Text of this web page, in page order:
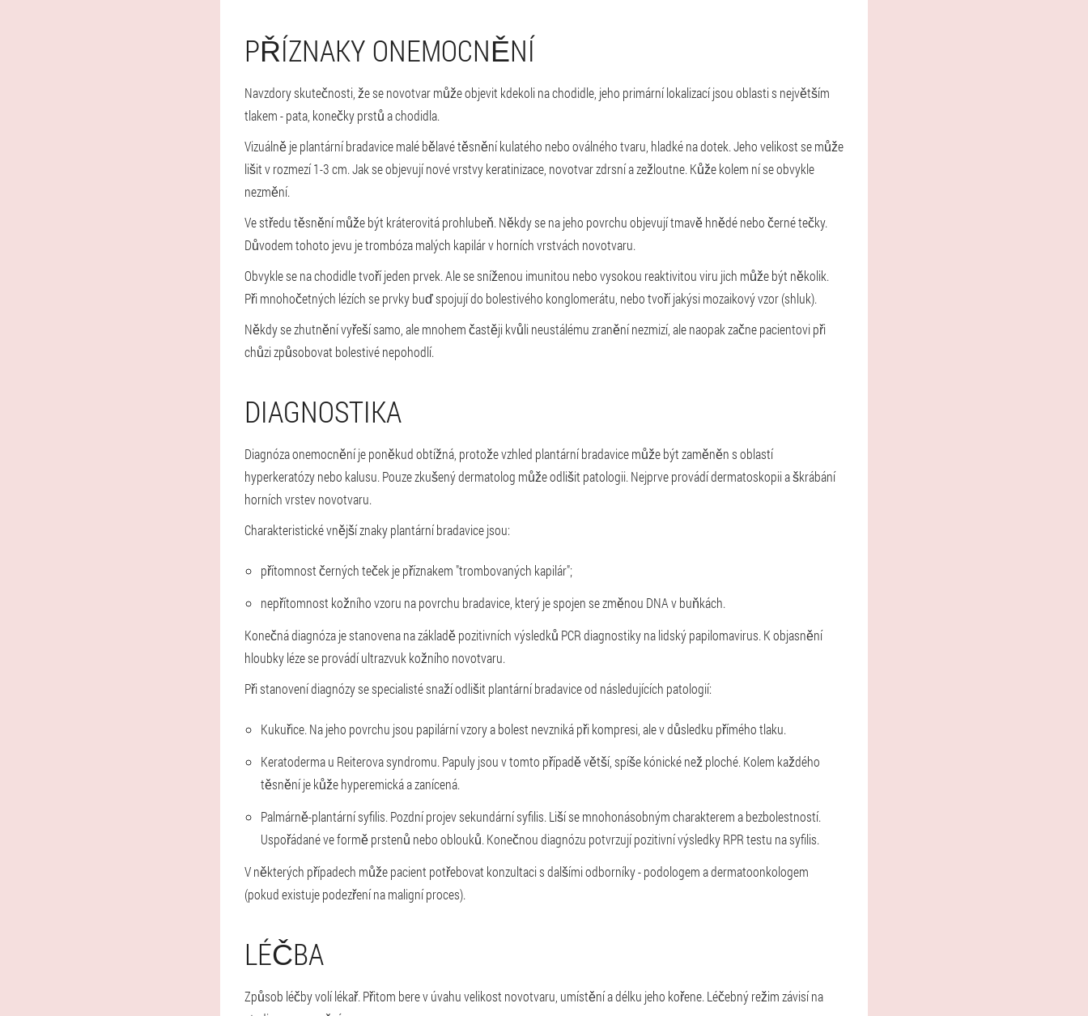
PŘÍZNAKY ONEMOCNĚNÍ
Navzdory skutečnosti, že se novotvar může objevit kdekoli na chodidle, jeho primární lokalizací jsou oblasti s největším
tlakem - pata, konečky prstů a chodidla.
Vizuálně je plantární bradavice malé bělavé těsnění kulatého nebo oválného tvaru, hladké na dotek. Jeho velikost se může
lišit v rozmezí 1-3 cm. Jak se objevují nové vrstvy keratinizace, novotvar zdrsní a zežloutne. Kůže kolem ní se obvykle
nezmění.
Ve středu těsnění může být kráterovitá prohlubeň. Někdy se na jeho povrchu objevují tmavě hnědé nebo černé tečky.
Důvodem tohoto jevu je trombóza malých kapilár v horních vrstvách novotvaru.
Obvykle se na chodidle tvoří jeden prvek. Ale se sníženou imunitou nebo vysokou reaktivitou viru jich může být několik.
Při mnohočetných lézích se prvky buď spojují do bolestivého konglomerátu, nebo tvoří jakýsi mozaikový vzor (shluk).
Někdy se zhutnění vyřeší samo, ale mnohem častěji kvůli neustálému zranění nezmizí, ale naopak začne pacientovi při
chůzi způsobovat bolestivé nepohodlí.
DIAGNOSTIKA
Diagnóza onemocnění je poněkud obtížná, protože vzhled plantární bradavice může být zaměněn s oblastí
hyperkeratózy nebo kalusu. Pouze zkušený dermatolog může odlišit patologii. Nejprve provádí dermatoskopii a škrábání
horních vrstev novotvaru.
Charakteristické vnější znaky plantární bradavice jsou:
přítomnost černých teček je příznakem "trombovaných kapilár";
nepřítomnost kožního vzoru na povrchu bradavice, který je spojen se změnou DNA v buňkách.
Konečná diagnóza je stanovena na základě pozitivních výsledků PCR diagnostiky na lidský papilomavirus. K objasnění
hloubky léze se provádí ultrazvuk kožního novotvaru.
Při stanovení diagnózy se specialisté snaží odlišit plantární bradavice od následujících patologií:
Kukuřice. Na jeho povrchu jsou papilární vzory a bolest nevzniká při kompresi, ale v důsledku přímého tlaku.
Keratoderma u Reiterova syndromu. Papuly jsou v tomto případě větší, spíše kónické než ploché. Kolem každého
těsnění je kůže hyperemická a zanícená.
Palmárně-plantární syfilis. Pozdní projev sekundární syfilis. Liší se mnohonásobným charakterem a bezbolestností.
Uspořádané ve formě prstenů nebo oblouků. Konečnou diagnózu potvrzují pozitivní výsledky RPR testu na syfilis.
V některých případech může pacient potřebovat konzultaci s dalšími odborníky - podologem a dermatoonkologem
(pokud existuje podezření na maligní proces).
LÉČBA
Způsob léčby volí lékař. Přitom bere v úvahu velikost novotvaru, umístění a délku jeho kořene. Léčebný režim závisí na